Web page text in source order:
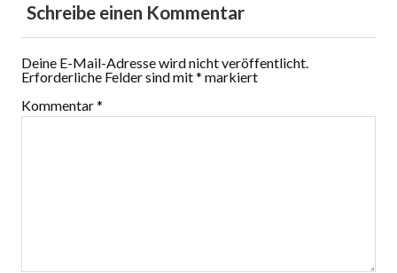
Schreibe einen Kommentar
Deine E-Mail-Adresse wird nicht veröffentlicht.
Erforderliche Felder sind mit* markiert
Kommentar*